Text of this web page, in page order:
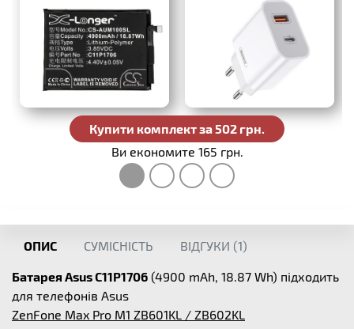
Купити комплект за 502 грн.
Ви економите 165 грн.
ОПИС СУМІСНІСТЬ ВІДГУКИ (1)
Батарея Asus C11P1706 (4900 mAh, 18.87 Wh) підходить
для телефонів Asus
ZenFone Max Pro M1 ZB601KL / ZB602KL